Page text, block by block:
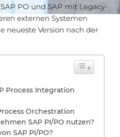
PO und SAP mit Legacy-
externen Systemen
neueste Version nach der
Process Integration
Orchestration
SAP PI/PO nutzen?
SAP PI/PO?